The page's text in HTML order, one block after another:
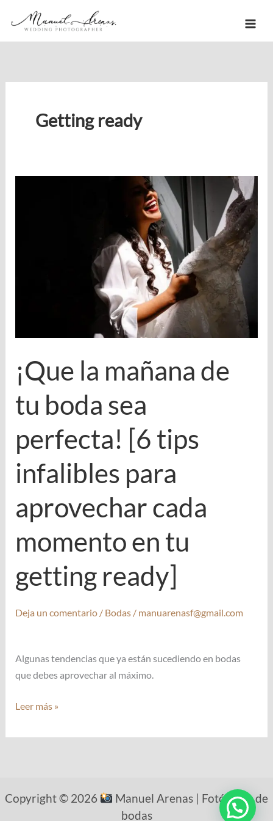
contenido
Getting ready
¡Que la mañana de
tu boda sea
perfecta! [6 tips
infalibles para
aprovechar cada
momento en tu
getting ready]
Deja un comentario / Bodas / manuarenasf@gmail.com
Algunas tendencias que ya están sucediendo en bodas
que debes aprovechar al máximo.
¡Que
mañana
sea
Leer más »
Copyright © 2026
Manuel Arenas | Fotógrafo de
bodas